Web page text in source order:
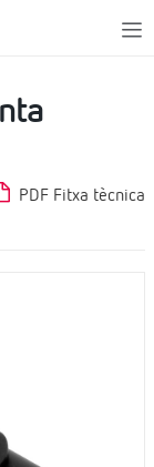
PDF Fitxa tècnica